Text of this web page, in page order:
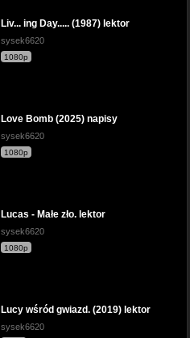
Liv... ing Day..... (1987) lektor
sysek6620
1080p
Love Bomb (2025) napisy
sysek6620
1080p
Lucas - Małe zło. lektor
sysek6620
1080p
Lucy wśród gwiazd. (2019) lektor
sysek6620